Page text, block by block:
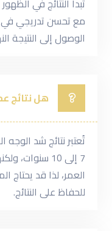
مع تحسن تدريجي في
الوصول إلى النتيجة النهائية
هل نتائج
تُعتبر نتائج شد
7 إلى 10
العمر، لذا قد يحتاج
للحفاظ على النتائج.